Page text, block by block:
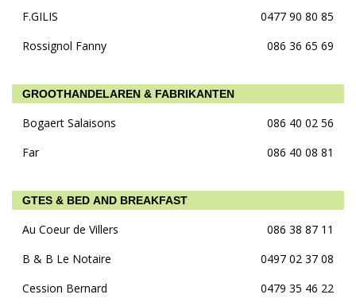
F.GILIS
0477 90 80 85
Rossignol Fanny
086 36 65 69
GROOTHANDELAREN & FABRIKANTEN
Bogaert Salaisons
086 40 02 56
Far
086 40 08 81
GTES & BED AND BREAKFAST
Au Coeur de Villers
086 38 87 11
B & B Le Notaire
0497 02 37 08
Cession Bernard
0479 35 46 22